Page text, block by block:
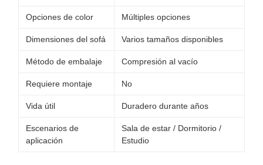
Opciones de color Múltiples opciones
Dimensiones del sofá Varios tamaños disponibles
Método de embalaje Compresión al vacío
Requiere montaje No
Vida útil Duradero durante años
Escenarios de
aplicación
Sala de estar / Dormitorio /
Estudio